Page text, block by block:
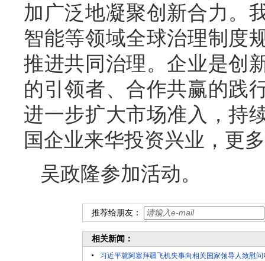
加广泛地凝聚创新合力。
智能等领域全球治理制度
推进共同治理。企业是创
的引领者、合作共赢的践
进一步扩大市场准入，持
国企业来华投资兴业，更
吴政隆参加活动。
推荐给朋友：
相关新闻：
习近平就阿塞拜疆飞机失事向相关国家领导人致慰问